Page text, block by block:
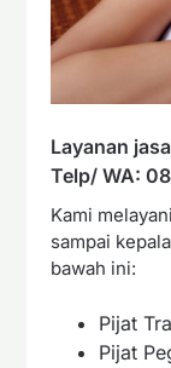
Layanan
Telp/ WA:
Kami
sampai
bawah ini:
Pijat
Pijat